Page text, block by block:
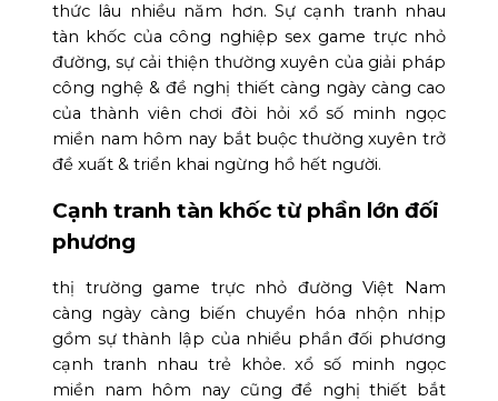
thức lâu nhiều năm hơn. Sự cạnh tranh nhau
tàn khốc của công nghiệp sex game trực nhỏ
đường, sự cải thiện thường xuyên của giải pháp
công nghệ & đề nghị thiết càng ngày càng cao
của thành viên chơi đòi hỏi xổ số minh ngọc
miền nam hôm nay bắt buộc thường xuyên trở
đề xuất & triển khai ngừng hồ hết người.
Cạnh tranh tàn khốc từ phần lớn đối
phương
thị trường game trực nhỏ đường Việt Nam
càng ngày càng biến chuyển hóa nhộn nhịp
gồm sự thành lập của nhiều phần đối phương
cạnh tranh nhau trẻ khỏe. xổ số minh ngọc
miền nam hôm nay cũng đề nghị thiết bắt